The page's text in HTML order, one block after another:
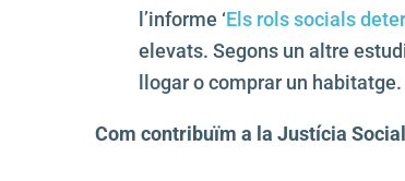
l’informe ‘Els rols socials
elevats. Segons un altre
llogar o comprar un habitatge.
Com contribuïm a la Justícia